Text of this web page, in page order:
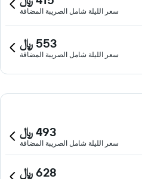
سعر الليلة شامل الصريبة المضافة
553 ﷼
سعر الليلة شامل الصريبة المضافة
493 ﷼
سعر الليلة شامل الصريبة المضافة
628 ﷼